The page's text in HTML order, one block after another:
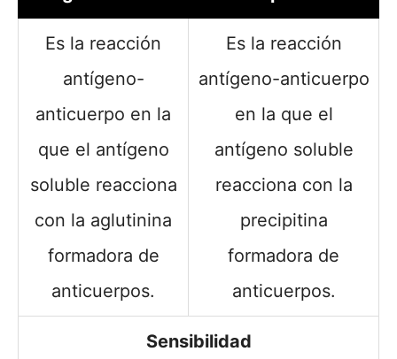
Es la reacción
antígeno-
anticuerpo en la
que el antígeno
soluble reacciona
con la aglutinina
formadora de
anticuerpos.
Es la reacción
antígeno-anticuerpo
en la que el
antígeno soluble
reacciona con la
precipitina
formadora de
anticuerpos.
Sensibilidad